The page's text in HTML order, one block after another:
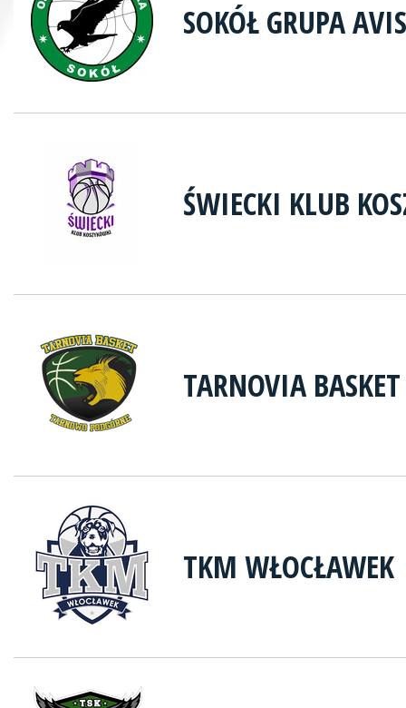
SOKÓŁ GRUPA
ŚWIECKI KLUB
TARNOVIA
TKM WŁOCŁAWEK